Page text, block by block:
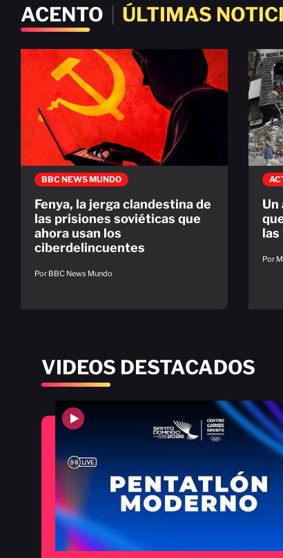
ACENTO ÚLTIMAS
BBC NEWS MUNDO
Fenya, la jerga clandestina de
las prisiones soviéticas que
ahora usan los
ciberdelincuentes
Por BBC News Mundo
Un
Por
VIDEOS DESTACADOS